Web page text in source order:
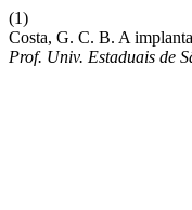
(1)
Costa, G. C. B. A
Prof. Univ. Estaduais de